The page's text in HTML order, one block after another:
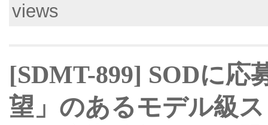
views
[SDMT-899] SODに応
望」のあるモデル級